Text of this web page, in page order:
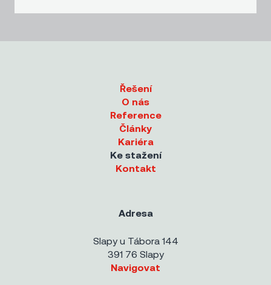
Řešení
O nás
Reference
Články
Kariéra
Ke stažení
Kontakt
Adresa
Slapy u Tábora 144
391 76 Slapy
Navigovat